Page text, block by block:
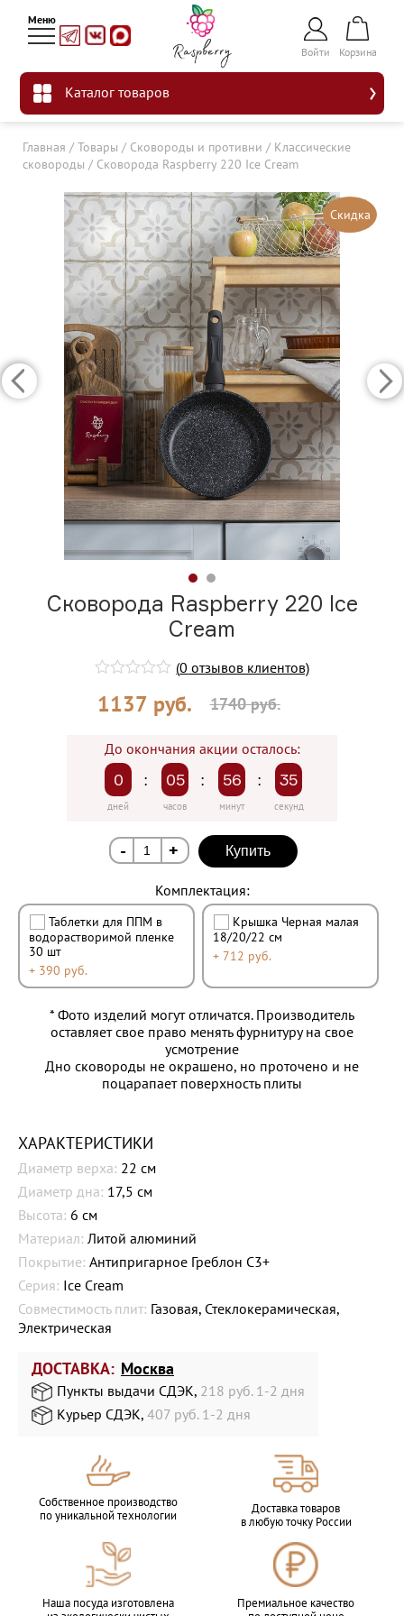
Войти Корзина
Каталог товаров
Главная / Товары / Сковороды и противни / Классические
сковороды / Сковорода Raspberry 220 Ice Cream
Сковорода Raspberry 220 Ice
Cream
(0 отзывов клиентов)
Скидка
1137 руб. 1740руб.
До окончания акции осталось:
0 : 05 : 56 : 34
дней часов минут секунд
- + Купить
Комплектация:
Таблетки для ППМ в
водорастворимой пленке
30 шт
+ 390 руб.
Крышка Черная малая
18/20/22 см
+ 712 руб.
* Фото изделий могут отличатся. Производитель
оставляет свое право менять фурнитуру на свое
усмотрение
Дно сковороды не окрашено, но проточено и не
поцарапает поверхность плиты
ХАРАКТЕРИСТИКИ
Диаметр верха: 22 см
Диаметр дна: 17,5 см
Высота: 6 см
Материал: Литой алюминий
Покрытие: Антипригарное Греблон C3+
Серия: Ice Cream
Совместимость плит: Газовая, Стеклокерамическая,
Электрическая
ДОСТАВКА: Москва
Пункты выдачи СДЭК, 218 руб. 1-2 дня
Курьер СДЭК, 407 руб. 1-2 дня
Собственное производство
по уникальной технологии
Доставка товаров
в любую точку России
Наша посуда изготовлена
Премиальное качество